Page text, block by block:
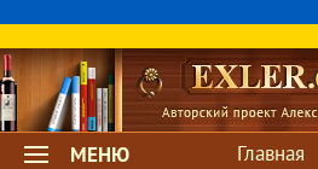
МЕНЮ Главная